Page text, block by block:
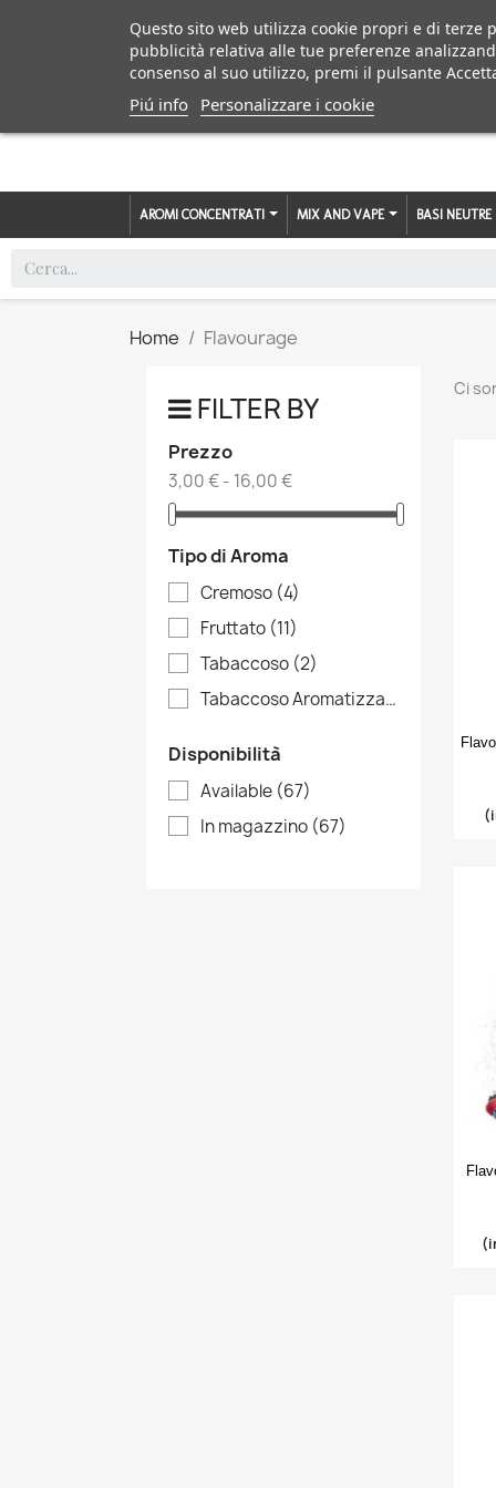
AROMI CONCENTRATI MIX AND VAPE BASI NEUTRE
Home Flavourage
FILTER BY
Prezzo
3,00 € - 16,00 €
Tipo di Aroma
Cremoso (4)
Fruttato (11)
Tabaccoso (2)
Tabaccoso Aromatizzato
Disponibilità
Available (67)
In magazzino (67)
Ci
Questo sito web utilizza cookie propri e di
pubblicità relativa alle tue preferenze
consenso al suo utilizzo, premi il pulsante
Piú info Personalizzare i cookie